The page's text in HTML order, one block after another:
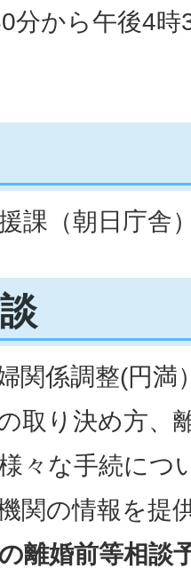
分から午後4時
課（朝日庁舎
関係調整(円満
取り決め方、
々な手続につ
関の情報を提
離婚前等相談